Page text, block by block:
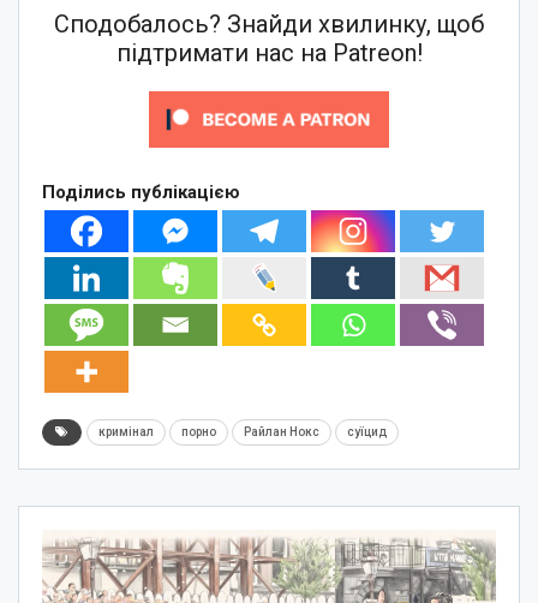
Сподобалось? Знайди хвилинку, щоб
підтримати нас на Patreon!
Поділись публікацією
кримінал порно Райлан Нокс суїцид